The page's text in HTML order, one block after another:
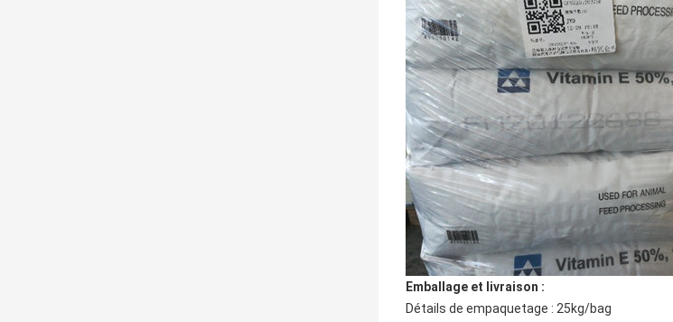
Emballage et livraison :
Détails de empaquetage : 25kg/bag